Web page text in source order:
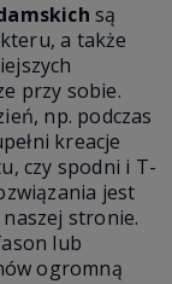
są
a także
przy sobie.
np. podczas
kreacje
czy spodni i T-
jest
stronie.
lub
ogromną